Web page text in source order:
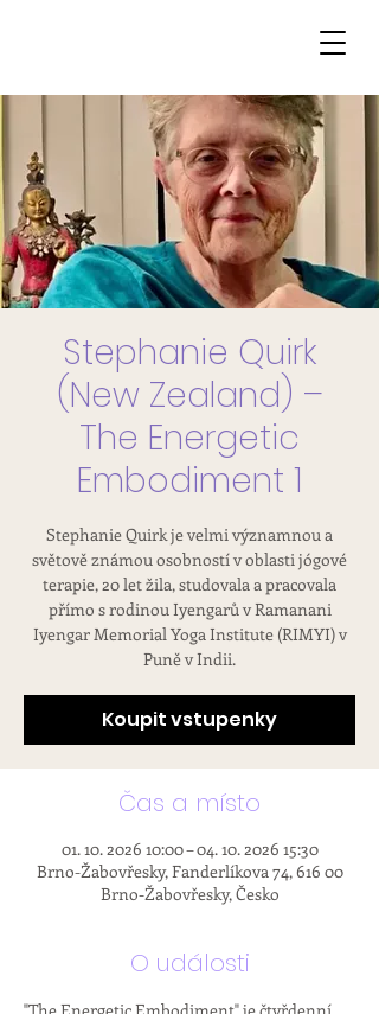
Stephanie Quirk
(New Zealand) –
The Energetic
Embodiment 1
Stephanie Quirk je velmi významnou a
světově známou osobností v oblasti jógové
terapie, 20 let žila, studovala a pracovala
přímo s rodinou Iyengarů v Ramanani
Iyengar Memorial Yoga Institute (RIMYI) v
Puně v Indii.
Koupit vstupenky
Čas a místo
01. 10. 2026 10:00 – 04. 10. 2026 15:30
Brno-Žabovřesky, Fanderlíkova 74, 616 00
Brno-Žabovřesky, Česko
O události